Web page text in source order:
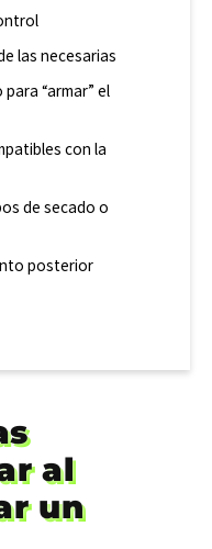
las necesarias
“armar” el
con la
de secado o
posterior
al
un